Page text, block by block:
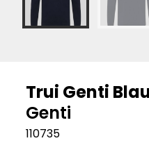
Trui Genti
Genti
110735